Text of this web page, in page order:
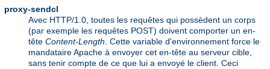
proxy-sendcl
Avec HTTP/1.0, toutes les requêtes qui possèdent un corps
(par exemple les requêtes POST) doivent comporter un en-
tête Content-Length. Cette variable d'environnement force le
mandataire Apache à envoyer cet en-tête au serveur cible,
sans tenir compte de ce que lui a envoyé le client. Ceci